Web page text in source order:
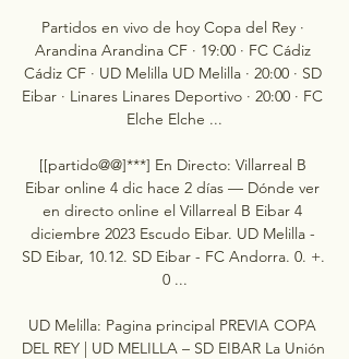
Partidos en vivo de hoy Copa del Rey ·
Arandina Arandina CF · 19:00 · FC Cádiz
Cádiz CF · UD Melilla UD Melilla · 20:00 · SD
Eibar · Linares Linares Deportivo · 20:00 · FC
Elche Elche ...
[[partido@@]***] En Directo: Villarreal B
Eibar online 4 dic hace 2 días — Dónde ver
en directo online el Villarreal B Eibar 4
diciembre 2023 Escudo Eibar. UD Melilla -
SD Eibar, 10.12. SD Eibar - FC Andorra. 0. +.
0 ...
UD Melilla: Pagina principal PREVIA COPA
DEL REY | UD MELILLA – SD EIBAR La Unión